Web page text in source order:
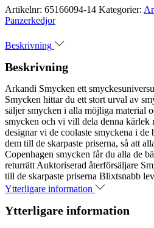
Artikelnr: 65166094-14 Kategorier:
Panzerkedjor
Beskrivning
Beskrivning
Arkandi Smycken ett
Smycken hittar du ett stort urval av
säljer smycken i alla möjliga material
smycken och vi vill dela denna kärlek
designar vi de coolaste smyckena i de
dem till de skarpaste priserna, så att
Copenhagen smycken får du alla de
returrätt Auktoriserad återförsäljare
till de skarpaste priserna Blixtsnabb
Ytterligare information
Ytterligare information